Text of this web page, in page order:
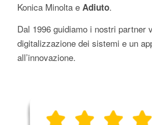
Konica Minolta e Adiuto.
Dal 1996 guidiamo i nostri partner
digitalizzazione dei sistemi e un
all’innovazione.